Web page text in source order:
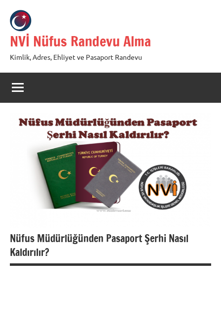
geç
NVİ Nüfus Randevu Alma
Kimlik, Adres, Ehliyet ve Pasaport Randevu
Nüfus Müdürlüğünden Pasaport Şerhi Nasıl
Kaldırılır?